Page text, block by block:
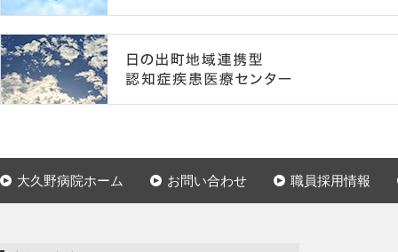
大久野病院ホーム お問い合わせ 職員採用情報